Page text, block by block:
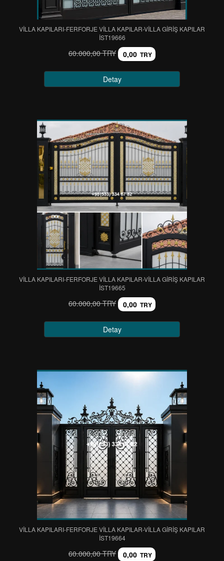
VİLLA KAPILARI-FERFORJE VİLLA KAPILAR-VİLLA GİRİŞ KAPILAR
IST19666
60.000,00 TRY 0,00 TRY
Detay
VİLLA KAPILARI-FERFORJE VİLLA KAPILAR-VİLLA GİRİŞ KAPILAR
IST19665
60.000,00 TRY 0,00 TRY
Detay
VİLLA KAPILARI-FERFORJE VİLLA KAPILAR-VİLLA GİRİŞ KAPILAR
IST19664
60.000,00 TRY 0,00 TRY